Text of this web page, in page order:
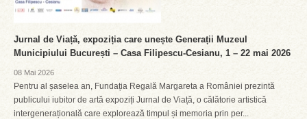
Jurnal de Viață, expoziția care unește Generații Muzeul
Municipiului București – Casa Filipescu-Cesianu, 1 – 22 mai 2026
08 Mai 2026
Pentru al șaselea an, Fundația Regală Margareta a României prezintă
publicului iubitor de artă expoziți Jurnal de Viață, o călătorie artistică
intergenerațională care explorează timpul și memoria prin per...